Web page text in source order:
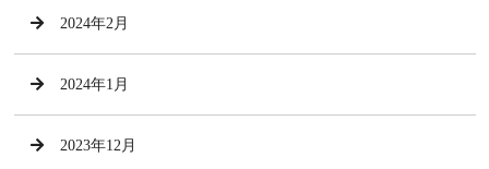
2024年2月
2024年1月
2023年12月